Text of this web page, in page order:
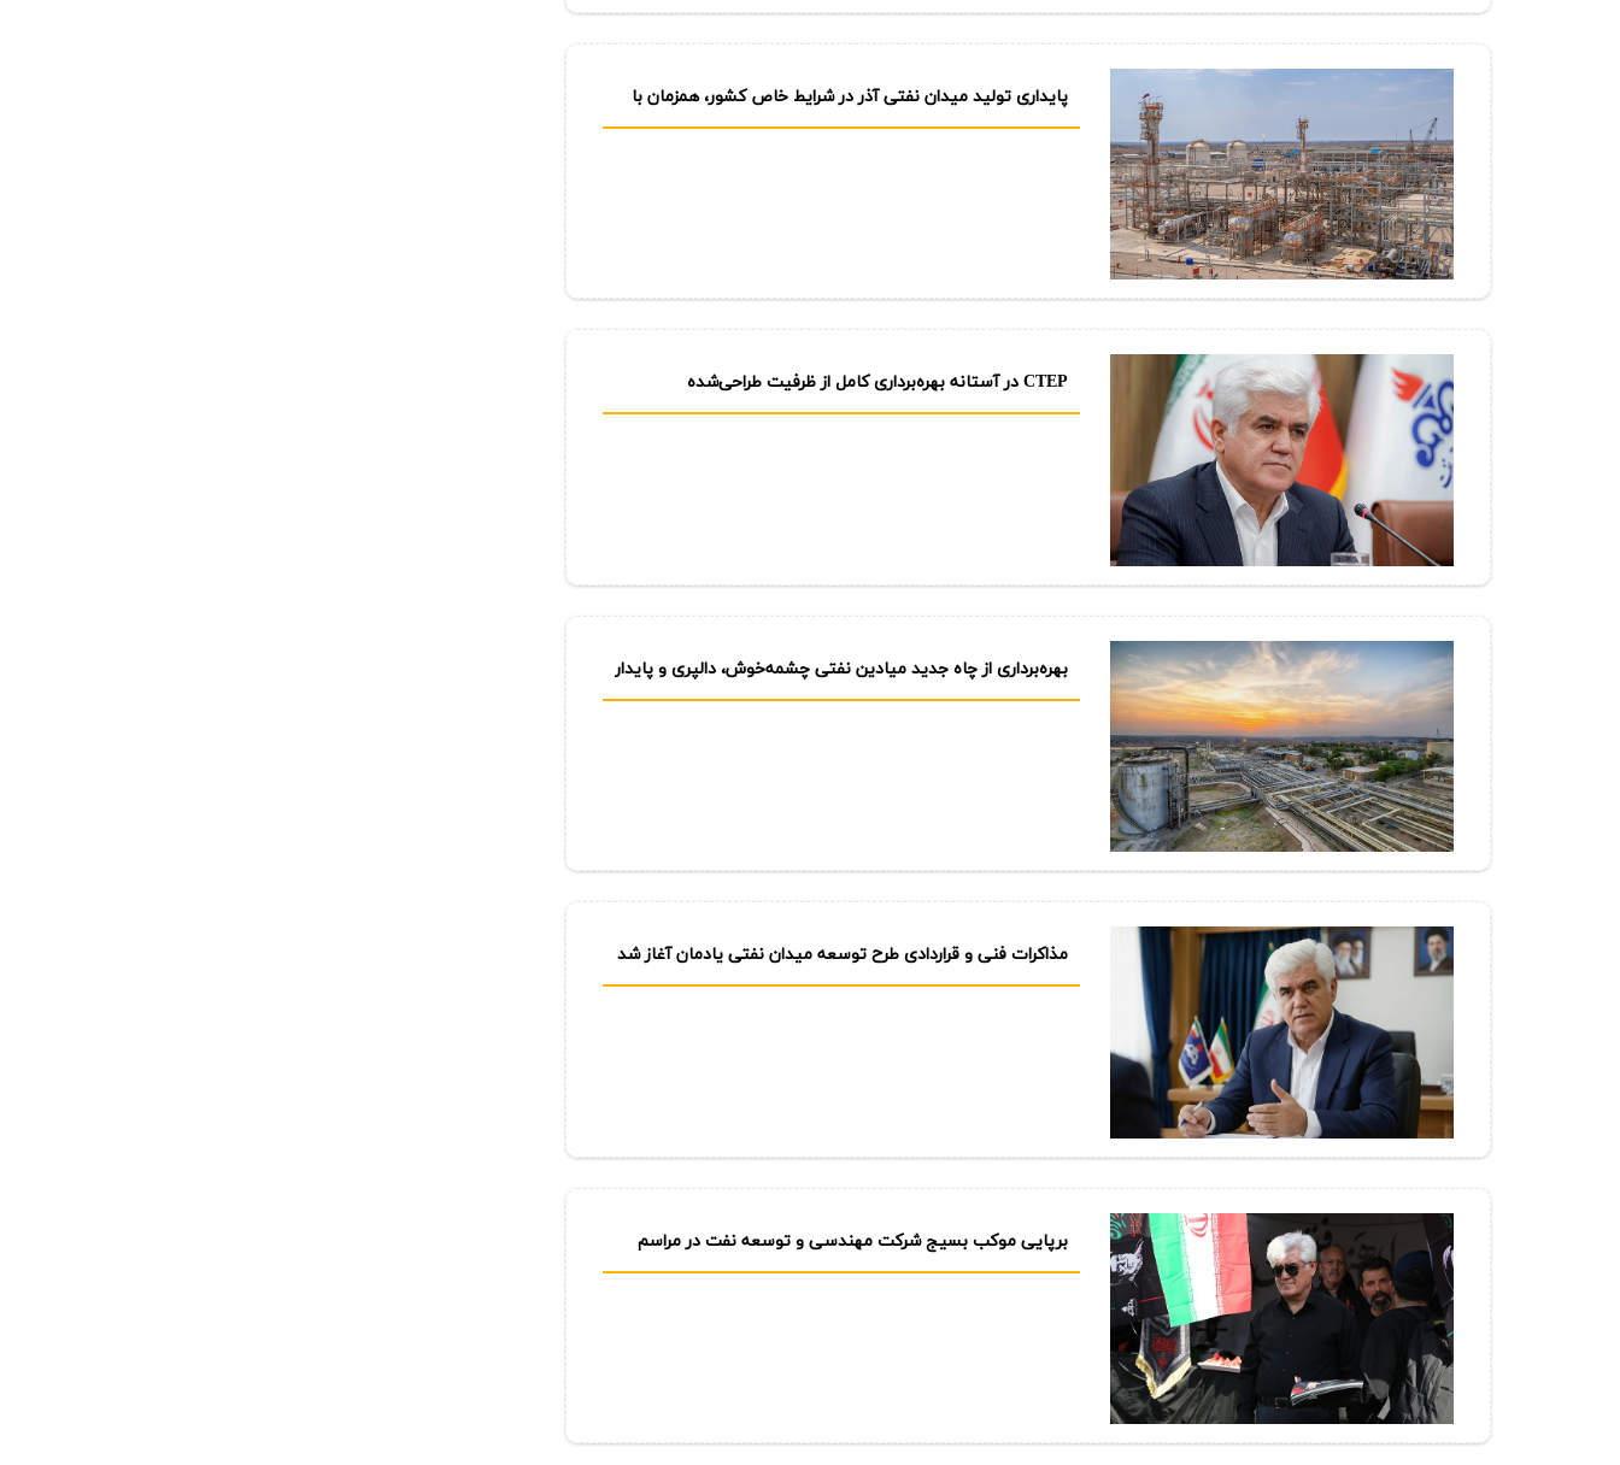
پایداری تولید میدان نفتی آذر در شرایط خاص كشور، همزمان با
آغاز عملیات فاز دوم توسعه
CTEP در آستانه بهره‌برداری كامل از ظرفیت طراحی‌شده
بهره‌برداری از چاه جدید میادین نفتی چشمه‌خوش، دالپری و پایدار
شرق با ظرفیت تولید روزانه ۵۵۰۰ بشكه
مذاكرات فنی و قراردادی طرح توسعه میدان نفتی یادمان آغاز شد
برپایی موكب بسیج شركت مهندسی و توسعه نفت در مراسم
وداع و تشییع آقای شهید